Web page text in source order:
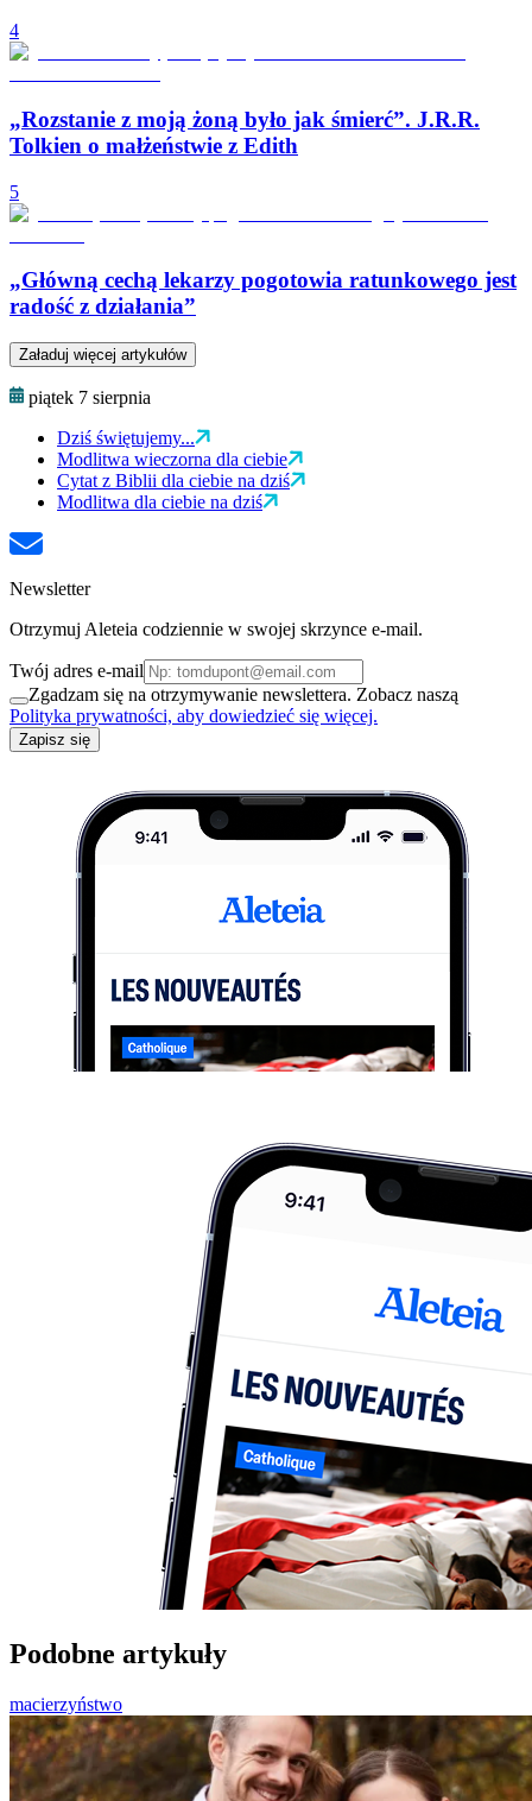
4
„Rozstanie z moją żoną było jak śmierć”. J.R.R.
Tolkien o małżeństwie z Edith
5
„Główną cechą lekarzy pogotowia ratunkowego jest
radość z działania”
Załaduj więcej artykułów
piątek 7 sierpnia
Dziś świętujemy...
Modlitwa wieczorna dla ciebie
Cytat z Biblii dla ciebie na dziś
Modlitwa dla ciebie na dziś
Newsletter
Otrzymuj Aleteia codziennie w swojej skrzynce e-mail.
Twój adres e-mail
Zgadzam się na otrzymywanie newslettera. Zobacz naszą
Polityka prywatności, aby dowiedzieć się więcej.
Zapisz się
Podobne artykuły
macierzyństwo